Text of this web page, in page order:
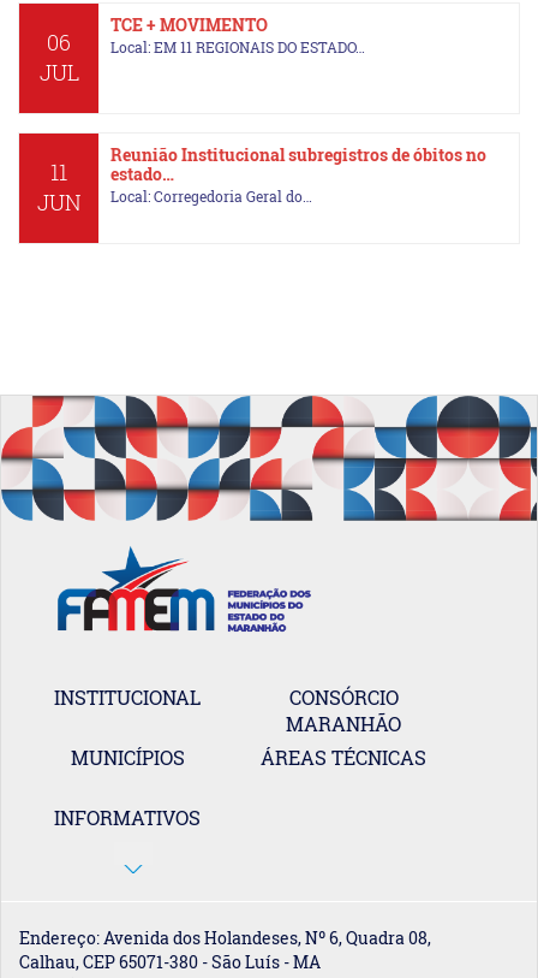
06
JUL
TCE + MOVIMENTO
Local: EM 11 REGIONAIS DO ESTADO…
11
JUN
Reunião Institucional subregistros de óbitos no
estado…
Local: Corregedoria Geral do…
INSTITUCIONAL
CONSÓRCIO
MARANHÃO
MUNICÍPIOS
ÁREAS TÉCNICAS
INFORMATIVOS
Endereço: Avenida dos Holandeses, Nº 6, Quadra 08,
Calhau, CEP 65071-380 - São Luís - MA